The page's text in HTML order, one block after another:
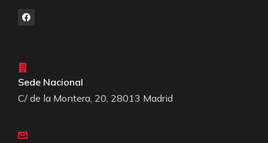
Sede Nacional
C/ de la Montera, 20, 28013 Madrid